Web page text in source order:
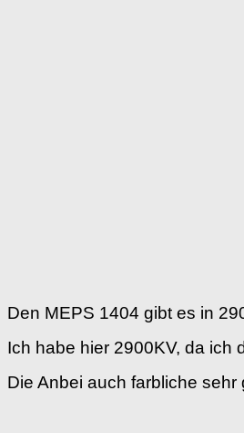
Den MEPS 1404 gibt es in
Ich habe hier 2900KV, da ich
Die Anbei auch farbliche